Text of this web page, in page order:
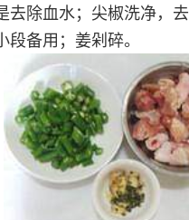
去除血水；尖椒洗净，去
段备用；姜剁碎。